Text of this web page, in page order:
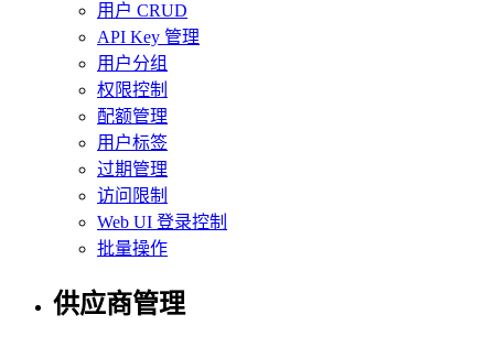
用户 CRUD
API Key 管理
用户分组
权限控制
配额管理
用户标签
过期管理
访问限制
Web UI 登录控制
批量操作
供应商管理